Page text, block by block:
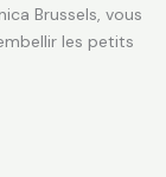
Brussels, vous
les petits